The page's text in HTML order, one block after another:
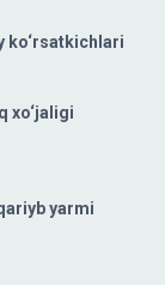
ko‘rsatkichlari
xo‘jaligi
yarmi